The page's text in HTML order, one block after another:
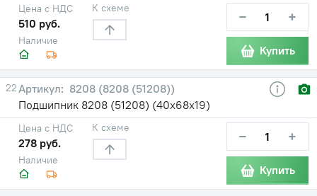
Наличие
Цена с НДС
510 руб.
К схеме − +
Купить
22
8208 (8208 (51208))
Подшипник 8208 (51208) (40х68х19)
Наличие
Цена с НДС
278 руб.
К схеме − +
Купить